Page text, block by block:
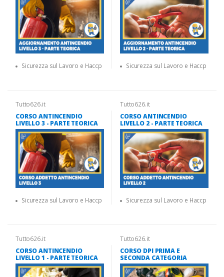
Sicurezza sul Lavoro e Haccp Sicurezza sul Lavoro e Haccp
Tutto626.it
CORSO ANTINCENDIO
LIVELLO 3 - PARTE TEORICA
Sicurezza sul Lavoro e Haccp
Tutto626.it
CORSO ANTINCENDIO
LIVELLO 2 - PARTE TEORICA
Sicurezza sul Lavoro e Haccp
Tutto626.it
CORSO ANTINCENDIO
LIVELLO 1 - PARTE TEORICA
Tutto626.it
CORSO DPI PRIMA E
SECONDA CATEGORIA